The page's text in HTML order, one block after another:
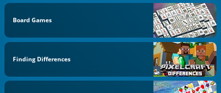
Board Games
Finding Differences